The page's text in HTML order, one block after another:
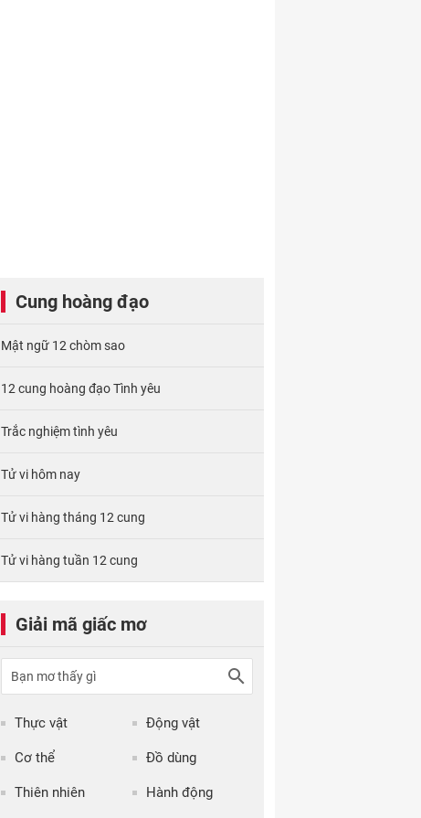
Cung hoàng đạo
Mật ngữ 12 chòm sao
12 cung hoàng đạo Tình yêu
Trắc nghiệm tình yêu
Tử vi hôm nay
Tử vi hàng tháng 12 cung
Tử vi hàng tuần 12 cung
Giải mã giấc mơ
Thực vật Động vật
Cơ thể Đồ dùng
Thiên nhiên Hành động